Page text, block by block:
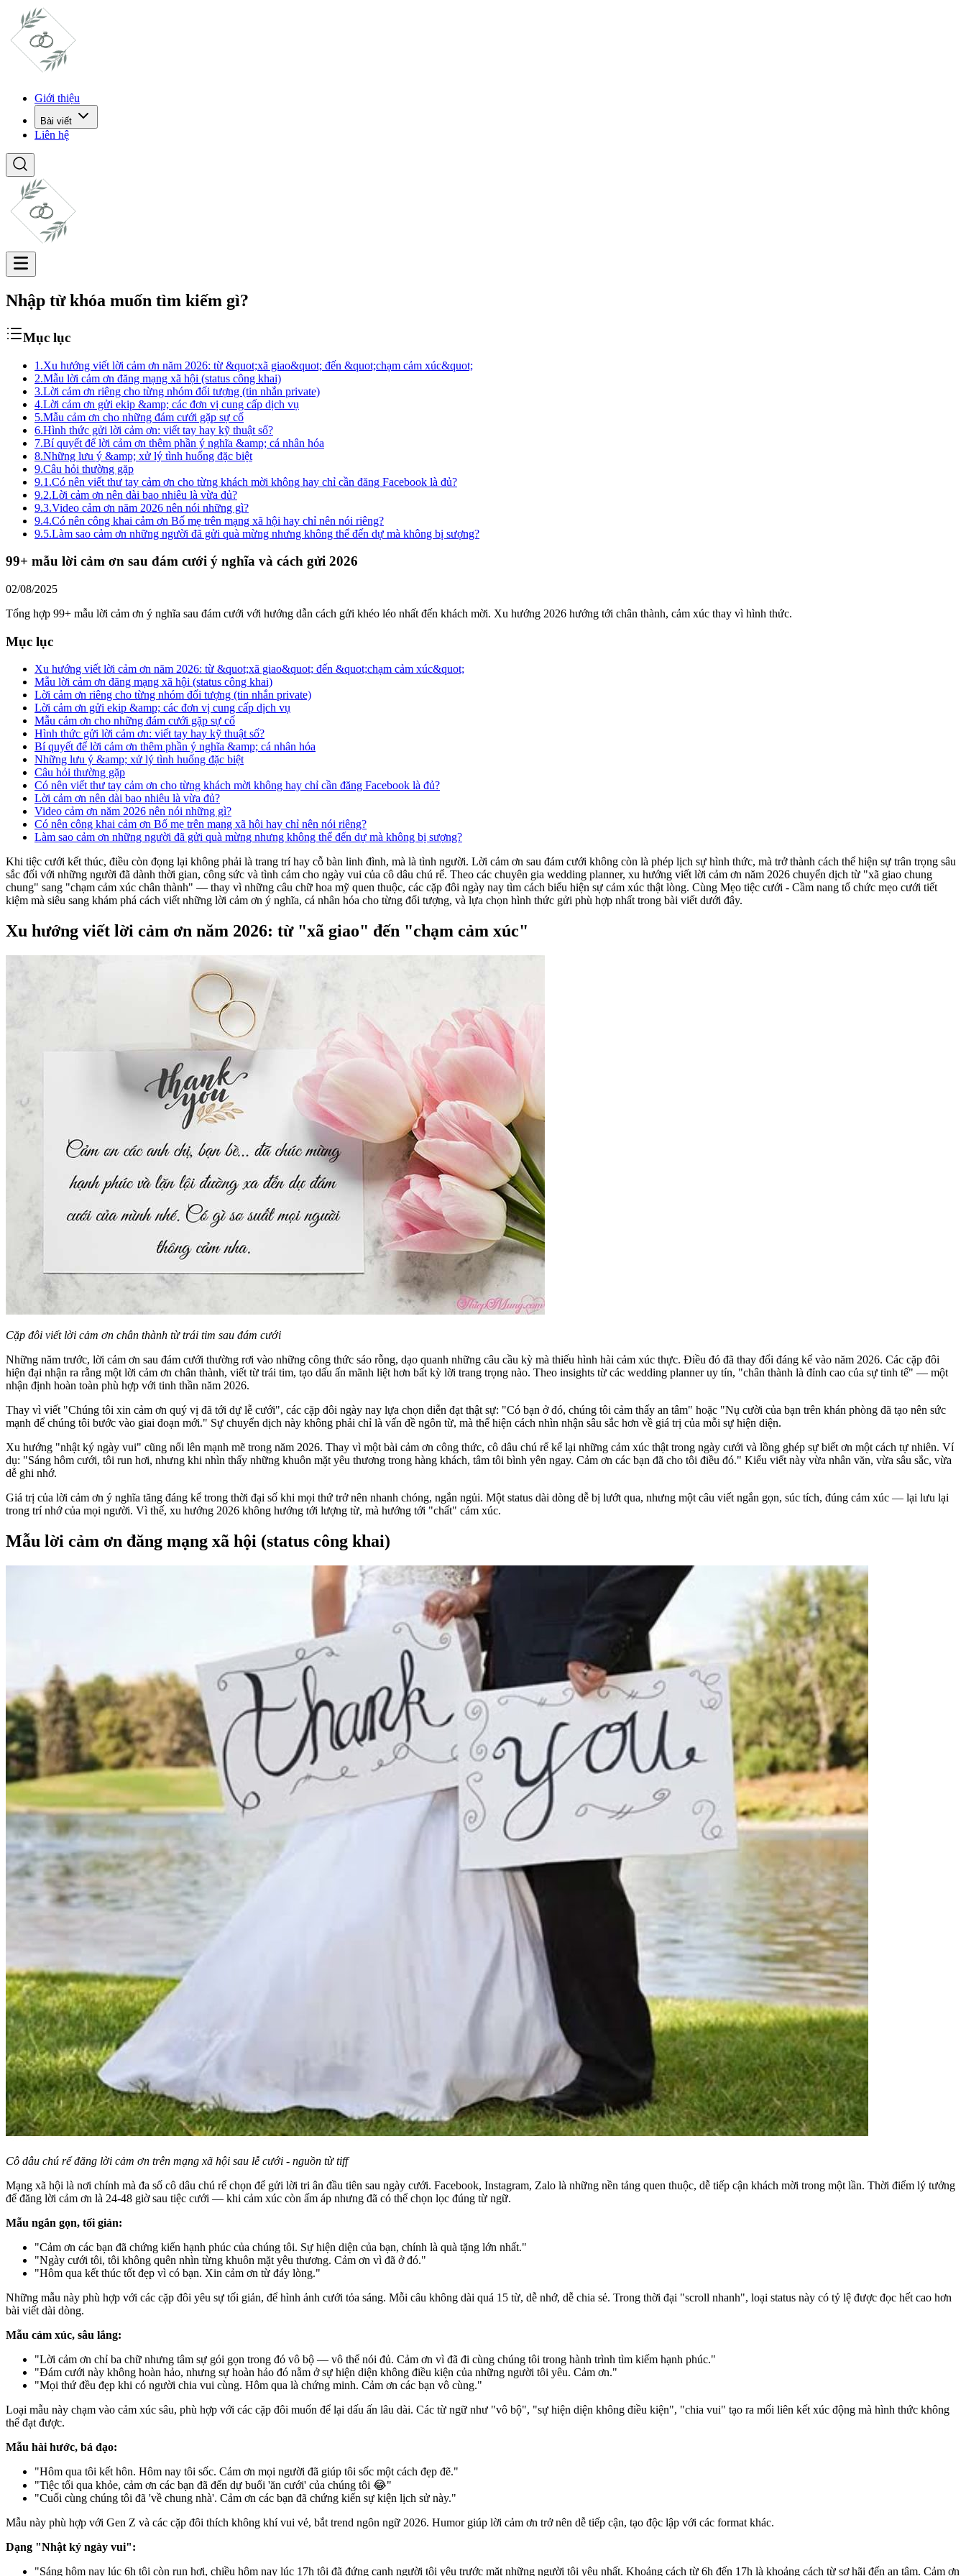
Giới thiệu
Bài viết
Liên hệ
Nhập từ khóa muốn tìm kiếm gì?
Mục lục
1.Xu hướng viết lời cảm ơn năm 2026: từ &quot;xã giao&quot; đến &quot;chạm cảm xúc&quot;
2.Mẫu lời cảm ơn đăng mạng xã hội (status công khai)
3.Lời cảm ơn riêng cho từng nhóm đối tượng (tin nhắn private)
4.Lời cảm ơn gửi ekip &amp; các đơn vị cung cấp dịch vụ
5.Mẫu cảm ơn cho những đám cưới gặp sự cố
6.Hình thức gửi lời cảm ơn: viết tay hay kỹ thuật số?
7.Bí quyết để lời cảm ơn thêm phần ý nghĩa &amp; cá nhân hóa
8.Những lưu ý &amp; xử lý tình huống đặc biệt
9.Câu hỏi thường gặp
9.1.Có nên viết thư tay cảm ơn cho từng khách mời không hay chỉ cần đăng Facebook là đủ?
9.2.Lời cảm ơn nên dài bao nhiêu là vừa đủ?
9.3.Video cảm ơn năm 2026 nên nói những gì?
9.4.Có nên công khai cảm ơn Bố mẹ trên mạng xã hội hay chỉ nên nói riêng?
9.5.Làm sao cảm ơn những người đã gửi quà mừng nhưng không thể đến dự mà không bị sượng?
99+ mẫu lời cảm ơn sau đám cưới ý nghĩa và cách gửi 2026
02/08/2025
Tổng hợp 99+ mẫu lời cảm ơn ý nghĩa sau đám cưới với hướng dẫn cách gửi khéo léo nhất đến khách mời. Xu hướng 2026 hướng tới chân thành, cảm xúc thay vì hình thức.
Mục lục
Xu hướng viết lời cảm ơn năm 2026: từ &quot;xã giao&quot; đến &quot;chạm cảm xúc&quot;
Mẫu lời cảm ơn đăng mạng xã hội (status công khai)
Lời cảm ơn riêng cho từng nhóm đối tượng (tin nhắn private)
Lời cảm ơn gửi ekip &amp; các đơn vị cung cấp dịch vụ
Mẫu cảm ơn cho những đám cưới gặp sự cố
Hình thức gửi lời cảm ơn: viết tay hay kỹ thuật số?
Bí quyết để lời cảm ơn thêm phần ý nghĩa &amp; cá nhân hóa
Những lưu ý &amp; xử lý tình huống đặc biệt
Câu hỏi thường gặp
Có nên viết thư tay cảm ơn cho từng khách mời không hay chỉ cần đăng Facebook là đủ?
Lời cảm ơn nên dài bao nhiêu là vừa đủ?
Video cảm ơn năm 2026 nên nói những gì?
Có nên công khai cảm ơn Bố mẹ trên mạng xã hội hay chỉ nên nói riêng?
Làm sao cảm ơn những người đã gửi quà mừng nhưng không thể đến dự mà không bị sượng?
Khi tiệc cưới kết thúc, điều còn đọng lại không phải là trang trí hay cỗ bàn linh đình, mà là tình người. Lời cảm ơn sau đám cưới không còn là phép lịch sự hình thức, mà trở thành cách thể hiện sự trân trọng sâu
sắc đối với những người đã dành thời gian, công sức và tình cảm cho ngày vui của cô dâu chú rể. Theo các chuyên gia wedding planner, xu hướng viết lời cảm ơn năm 2026 chuyển dịch từ "xã giao chung
chung" sang "chạm cảm xúc chân thành" — thay vì những câu chữ hoa mỹ quen thuộc, các cặp đôi ngày nay tìm cách biểu hiện sự cảm xúc thật lòng. Cùng Mẹo tiệc cưới - Cầm nang tổ chức mẹo cưới tiết
kiệm mà siêu sang khám phá cách viết những lời cảm ơn ý nghĩa, cá nhân hóa cho từng đối tượng, và lựa chọn hình thức gửi phù hợp nhất trong bài viết dưới đây.
Xu hướng viết lời cảm ơn năm 2026: từ "xã giao" đến "chạm cảm xúc"
Cặp đôi viết lời cảm ơn chân thành từ trái tim sau đám cưới
Những năm trước, lời cảm ơn sau đám cưới thường rơi vào những công thức sáo rỗng, dạo quanh những câu cầu kỳ mà thiếu hình hài cảm xúc thực. Điều đó đã thay đổi đáng kể vào năm 2026. Các cặp đôi
hiện đại nhận ra rằng một lời cảm ơn chân thành, viết từ trái tim, tạo dấu ấn mãnh liệt hơn bất kỳ lời trang trọng nào. Theo insights từ các wedding planner uy tín, "chân thành là đỉnh cao của sự tinh tế" — một
nhận định hoàn toàn phù hợp với tinh thần năm 2026.
Thay vì viết "Chúng tôi xin cảm ơn quý vị đã tới dự lễ cưới", các cặp đôi ngày nay lựa chọn diễn đạt thật sự: "Có bạn ở đó, chúng tôi cảm thấy an tâm" hoặc "Nụ cười của bạn trên khán phòng đã tạo nên sức
mạnh để chúng tôi bước vào giai đoạn mới." Sự chuyển dịch này không phải chỉ là vấn đề ngôn từ, mà thể hiện cách nhìn nhận sâu sắc hơn về giá trị của mỗi sự hiện diện.
Xu hướng "nhật ký ngày vui" cũng nổi lên mạnh mẽ trong năm 2026. Thay vì một bài cảm ơn công thức, cô dâu chú rể kể lại những cảm xúc thật trong ngày cưới và lồng ghép sự biết ơn một cách tự nhiên. Ví
dụ: "Sáng hôm cưới, tôi run hơi, nhưng khi nhìn thấy những khuôn mặt yêu thương trong hàng khách, tâm tôi bình yên ngay. Cảm ơn các bạn đã cho tôi điều đó." Kiểu viết này vừa nhân văn, vừa sâu sắc, vừa
dễ ghi nhớ.
Giá trị của lời cảm ơn ý nghĩa tăng đáng kể trong thời đại số khi mọi thứ trở nên nhanh chóng, ngắn ngủi. Một status dài dòng dễ bị lướt qua, nhưng một câu viết ngắn gọn, súc tích, đúng cảm xúc — lại lưu lại
trong trí nhớ của mọi người. Vì thế, xu hướng 2026 không hướng tới lượng từ, mà hướng tới "chất" cảm xúc.
Mẫu lời cảm ơn đăng mạng xã hội (status công khai)
Cô dâu chú rể đăng lời cảm ơn trên mạng xã hội sau lễ cưới - nguồn từ tiff
Mạng xã hội là nơi chính mà đa số cô dâu chú rể chọn để gửi lời tri ân đầu tiên sau ngày cưới. Facebook, Instagram, Zalo là những nền tảng quen thuộc, dễ tiếp cận khách mời trong một lần. Thời điểm lý tưởng
để đăng lời cảm ơn là 24-48 giờ sau tiệc cưới — khi cảm xúc còn ấm áp nhưng đã có thể chọn lọc đúng từ ngữ.
Mẫu ngắn gọn, tối giản:
"Cảm ơn các bạn đã chứng kiến hạnh phúc của chúng tôi. Sự hiện diện của bạn, chính là quà tặng lớn nhất."
"Ngày cưới tôi, tôi không quên nhìn từng khuôn mặt yêu thương. Cảm ơn vì đã ở đó."
"Hôm qua kết thúc tốt đẹp vì có bạn. Xin cảm ơn từ đáy lòng."
Những mẫu này phù hợp với các cặp đôi yêu sự tối giản, để hình ảnh cưới tỏa sáng. Mỗi câu không dài quá 15 từ, dễ nhớ, dễ chia sẻ. Trong thời đại "scroll nhanh", loại status này có tỷ lệ được đọc hết cao hơn
bài viết dài dòng.
Mẫu cảm xúc, sâu lắng:
"Lời cảm ơn chỉ ba chữ nhưng tâm sự gói gọn trong đó vô bộ — vô thể nói đủ. Cảm ơn vì đã đi cùng chúng tôi trong hành trình tìm kiếm hạnh phúc."
"Đám cưới này không hoàn hảo, nhưng sự hoàn hảo đó nằm ở sự hiện diện không điều kiện của những người tôi yêu. Cảm ơn."
"Mọi thứ đều đẹp khi có người chia vui cùng. Hôm qua là chứng minh. Cảm ơn các bạn vô cùng."
Loại mẫu này chạm vào cảm xúc sâu, phù hợp với các cặp đôi muốn để lại dấu ấn lâu dài. Các từ ngữ như "vô bộ", "sự hiện diện không điều kiện", "chia vui" tạo ra mối liên kết xúc động mà hình thức không
thể đạt được.
Mẫu hài hước, bá đạo:
"Hôm qua tôi kết hôn. Hôm nay tôi sốc. Cảm ơn mọi người đã giúp tôi sốc một cách đẹp đẽ."
"Tiệc tối qua khỏe, cảm ơn các bạn đã đến dự buổi 'ăn cưới' của chúng tôi 😂"
"Cuối cùng chúng tôi đã 'về chung nhà'. Cảm ơn các bạn đã chứng kiến sự kiện lịch sử này."
Mẫu này phù hợp với Gen Z và các cặp đôi thích không khí vui vẻ, bắt trend ngôn ngữ 2026. Humor giúp lời cảm ơn trở nên dễ tiếp cận, tạo độc lập với các format khác.
Dạng "Nhật ký ngày vui":
"Sáng hôm nay lúc 6h tôi còn run hơi, chiều hôm nay lúc 17h tôi đã đứng cạnh người tôi yêu trước mặt những người tôi yêu nhất. Khoảng cách từ 6h đến 17h là khoảng cách từ sợ hãi đến an tâm. Cảm ơn